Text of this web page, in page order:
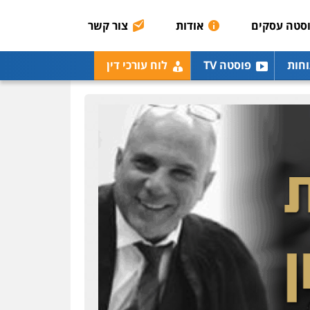
עסקים אודות צור קשר
פוסטה TV לוח עורכי דין
מנשה, אלמוג – עורכי דין
פלילי עבירות תנועה
צווארון לבן תעבורה עורכי
דין לענייני אסירים מעצרים
0546470989
עו"ד אבי כהן
פלילי פשיעה חמורה
קטינים אלימות סמים
עבירות מין
0523647066
ויקי שמואל – משרד עו"ד
משפט פלילי
0528959600